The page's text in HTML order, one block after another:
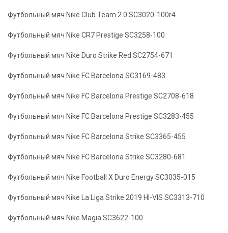
Футбольный мяч Nike Club Team 2.0 SC3020-100r4
Футбольный мяч Nike CR7 Prestige SC3258-100
Футбольный мяч Nike Duro Strike Red SC2754-671
Футбольный мяч Nike FC Barcelona SC3169-483
Футбольный мяч Nike FC Barcelona Prestige SC2708-618
Футбольный мяч Nike FC Barcelona Prestige SC3283-455
Футбольный мяч Nike FC Barcelona Strike SC3365-455
Футбольный мяч Nike FC Barcelona Strike SC3280-681
Футбольный мяч Nike Football X Duro Energy SC3035-015
Футбольный мяч Nike La Liga Strike 2019 HI-VIS SC3313-710
Футбольный мяч Nike Magia SC3622-100